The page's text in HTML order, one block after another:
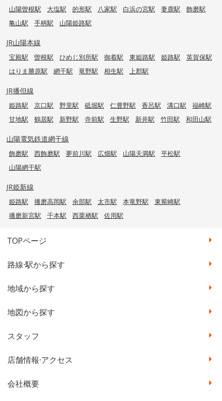
山陽曽根駅 大塩駅 的形駅 八家駅 白浜の宮駅 妻鹿駅
飾磨駅
亀山駅
手柄駅 山陽姫路駅
JR山陽本線
宝殿駅 曽根駅 ひめじ別所駅 御着駅 東姫路駅 姫路駅
英賀保駅
はりま勝原駅
網干駅 竜野駅 相生駅 上郡駅
JR播但線
姫路駅 京口駅 野里駅 砥堀駅 仁豊野駅 香呂駅 溝口駅
福崎駅
甘地駅
鶴居駅 新野駅 寺前駅 生野駅 新井駅 竹田駅 和田山駅
山陽電気鉄道網干線
飾磨駅 西飾磨駅 夢前川駅 広畑駅 山陽天満駅
平松駅
山陽網干駅
JR姫新線
姫路駅 播磨高岡駅 余部駅 太市駅 本竜野駅
東觜崎駅
播磨新宮駅
千本駅 西栗栖駅 佐用駅
TOPページ
路線·駅から探す
地域から探す
地図から探す
スタッフ
店舗情報·アクセス
会社概要